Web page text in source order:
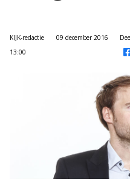
KIJK-redactie
09 december 2016
13:00